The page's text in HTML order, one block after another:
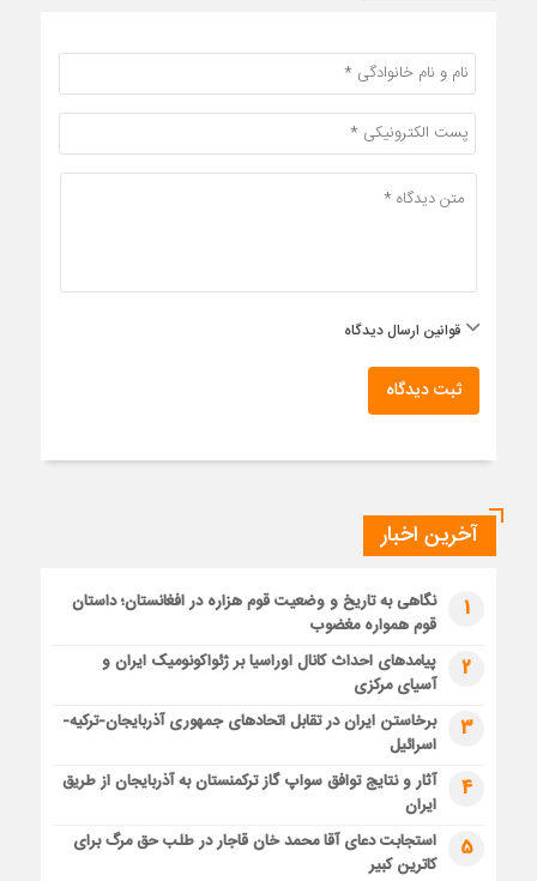
قوانین ارسال دیدگاه
ثبت دیدگاه
آخرین اخبار
1
نگاهی به تاریخ و وضعیت قوم هزاره در افغانستان؛ داستان
قوم همواره مغضوب
2
پیامدهای احداث کانال اوراسیا بر ژئواکونومیک ایران و
آسیای مرکزی
3
برخاستن ایران در تقابل اتحادهای جمهوری آذربایجان-ترکیه-
اسرائیل
4
آثار و نتایج توافق سواپ گاز ترکمنستان به آذربایجان از طریق
ایران
5
استجابت دعای آقا محمد خان قاجار در طلب حق مرگ برای
کاترین کبیر